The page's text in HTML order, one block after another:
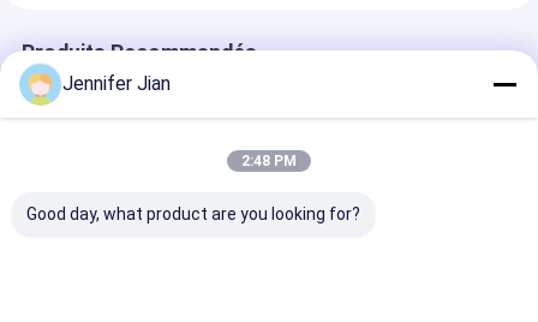
Produits Recommandés
Jennifer Jian
2:48 PM
Good day, what product are you looking for?